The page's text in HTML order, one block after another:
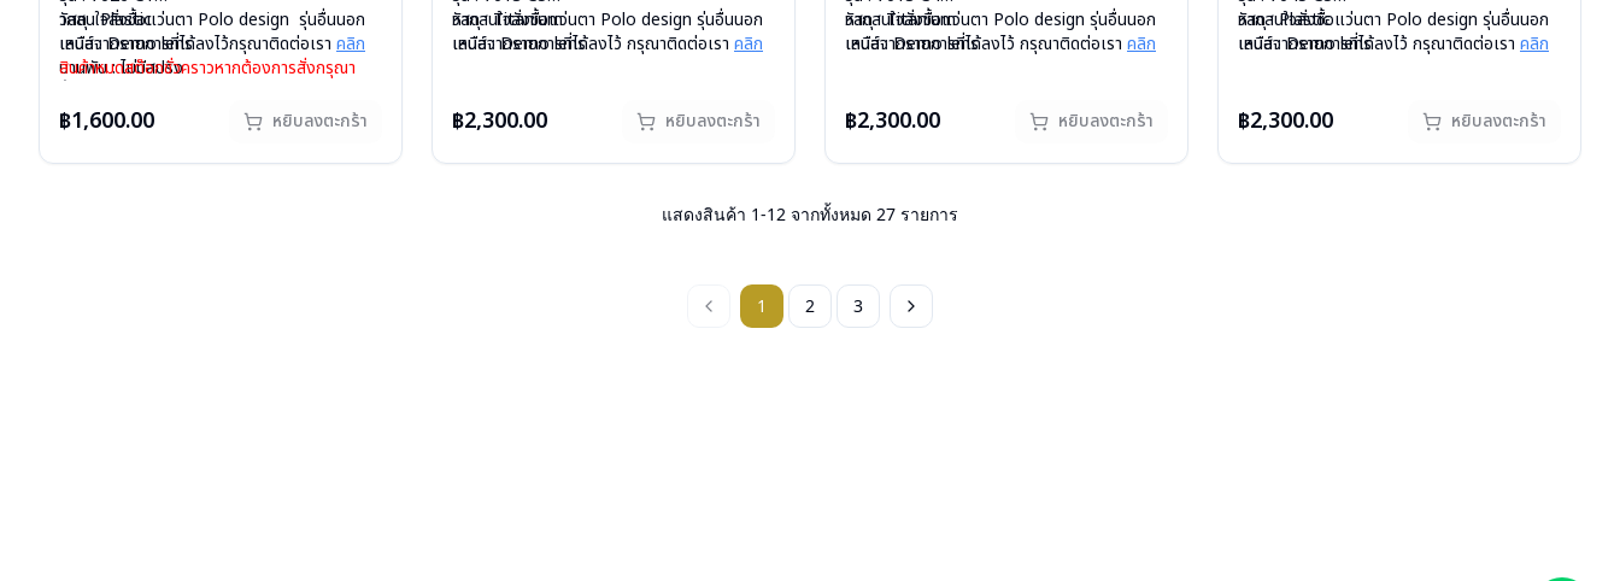
วัสดุ : Plastic
เลนส์ : Demo lens
บานพับ : ไม่มีสปริง
อุปกรณ์ : กล่องแว่น , ผ้าเช็ดแว่น
ากสนใจสั่งชื้อแว่นตา Polo design รุ่นอื่นนอก
เหนือจากรายการที่ได้ลงไว้กรุณาติดต่อเรา คลิก
สินค้าหมดสต๊อกชั่วคราวหากต้องการสั่งกรุณา
฿1,600.00 หยิบลงตะกร้า
วัสดุ : Titanium
เลนส์ : Demo lens
อุปกรณ์ : กล่องแว่น , ผ้าเช็ดแว่น
หากสนใจสั่งชื้อแว่นตา Polo design รุ่นอื่นนอก
เหนือจากรายการที่ได้ลงไว้ กรุณาติดต่อเรา คลิก
฿2,300.00 หยิบลงตะกร้า
วัสดุ : Titanium
เลนส์ : Demo lens
อุปกรณ์ : กล่องแว่น , ผ้าเช็ดแว่น
หากสนใจสั่งชื้อแว่นตา Polo design รุ่นอื่นนอก
เหนือจากรายการที่ได้ลงไว้ กรุณาติดต่อเรา คลิก
฿2,300.00 หยิบลงตะกร้า
วัสดุ : Plastic
เลนส์ : Demo lens
อุปกรณ์ : กล่องแว่น , ผ้าเช็ดแว่น
หากสนใจสั่งชื้อแว่นตา Polo design รุ่นอื่นนอก
เหนือจากรายการที่ได้ลงไว้ กรุณาติดต่อเรา คลิก
฿2,300.00 หยิบลงตะกร้า
แสดงสินค้า 1-12 จากทั้งหมด 27 รายการ
1 2 3